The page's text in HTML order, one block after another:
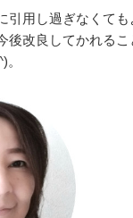
引用し過ぎなくて
後改良してかれる